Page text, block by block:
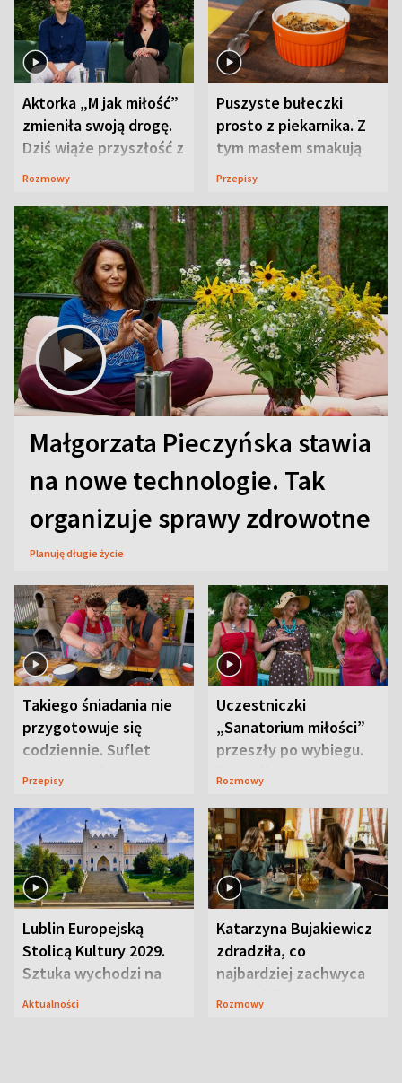
Aktorka „M jak miłość”
zmieniła swoją drogę.
Dziś wiąże przyszłość z
neurobiologią
Rozmowy
Puszyste bułeczki
prosto z piekarnika. Z
tym masłem smakują
jeszcze lepiej
Przepisy
Małgorzata Pieczyńska stawia
na nowe technologie. Tak
organizuje sprawy zdrowotne
Planuję długie życie
Takiego śniadania nie
przygotowuje się
codziennie. Suflet
serowy zachwyca
Przepisy
Uczestniczki
„Sanatorium miłości”
przeszły po wybiegu.
Te stylizacje
Rozmowy
Lublin Europejską
Stolicą Kultury 2029.
Sztuka wychodzi na
ulice
Aktualności
Katarzyna Bujakiewicz
zdradziła, co
najbardziej zachwyca
ją w Lublinie
Rozmowy